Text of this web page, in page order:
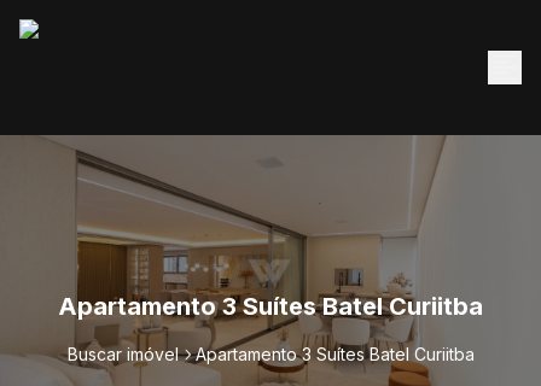
Apartamento 3 Suítes Batel Curiitba
Buscar imóvel Apartamento 3 Suítes Batel Curiitba